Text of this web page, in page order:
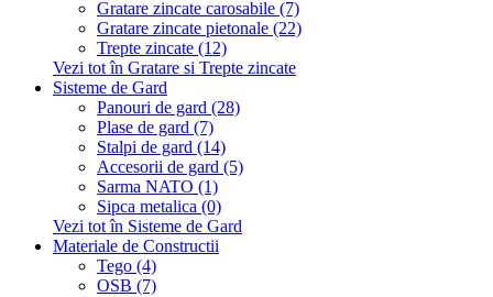
Gratare zincate carosabile (7)
Gratare zincate pietonale (22)
Trepte zincate (12)
Vezi tot în Gratare si Trepte zincate
Sisteme de Gard
Panouri de gard (28)
Plase de gard (7)
Stalpi de gard (14)
Accesorii de gard (5)
Sarma NATO (1)
Sipca metalica (0)
Vezi tot în Sisteme de Gard
Materiale de Constructii
Tego (4)
OSB (7)